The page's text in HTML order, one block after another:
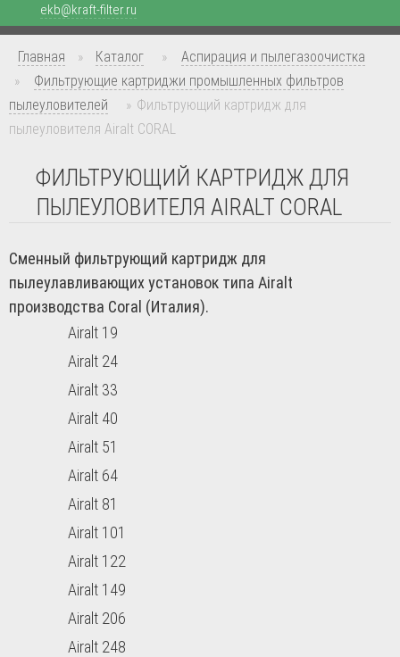
ekb@kraft-filter.ru
Главная » Каталог »
Аспирация и пылегазоочистка
»
Фильтрующие картриджи промышленных фильтров
пылеуловителей
» Фильтрующий картридж для
пылеуловителя Airalt CORAL
ФИЛЬТРУЮЩИЙ КАРТРИДЖ ДЛЯ
ПЫЛЕУЛОВИТЕЛЯ AIRALT CORAL
Сменный фильтрующий картридж для
пылеулавливающих установок типа Airalt
производства Coral (Италия).
Airalt 19
Airalt 24
Airalt 33
Airalt 40
Airalt 51
Airalt 64
Airalt 81
Airalt 101
Airalt 122
Airalt 149
Airalt 206
Airalt 248